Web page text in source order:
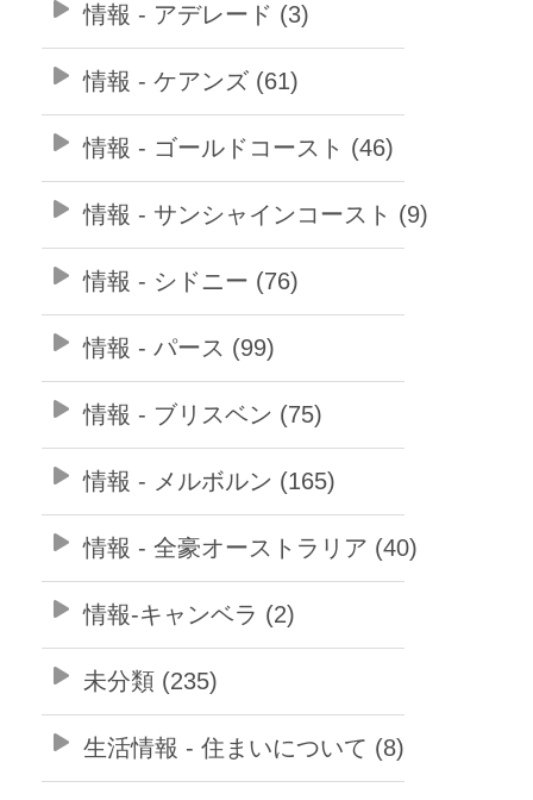
情報 - アデレード (3)
情報 - ケアンズ (61)
情報 - ゴールドコースト (46)
情報 - サンシャインコースト (9)
情報 - シドニー (76)
情報 - パース (99)
情報 - ブリスベン (75)
情報 - メルボルン (165)
情報 - 全豪オーストラリア (40)
情報-キャンベラ (2)
未分類 (235)
生活情報 - 住まいについて (8)